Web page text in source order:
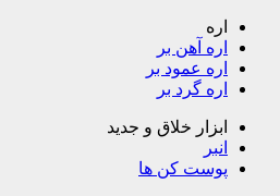
اره
اره آهن بر
اره عمود بر
اره گرد بر
ابزار خلاق و جدید
انبر
پوست کن ها